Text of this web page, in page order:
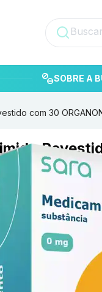
SOBRE A
com 30